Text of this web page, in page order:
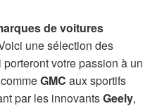
a
v
i
g
de voitures
une sélection des
votre passion à un
GMC aux sportifs
par les innovantsGeely,